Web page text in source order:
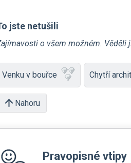
jste netušili
o všem možném. Věděli
Venku v bouřce Chytří
Nahoru
Pravopisné vtipy